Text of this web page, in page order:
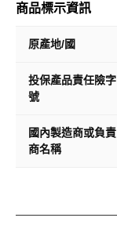
商品標示資訊
原產地/國
投保產品責任險字
號
國內製造商或負責
商名稱